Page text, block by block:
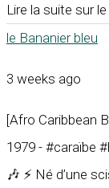
Lire la suite sur
le Bananier bleu
3 weeks ago
[Afro Caribbean
1979 - #caraïbe
🎶 ⚡ Né d’une